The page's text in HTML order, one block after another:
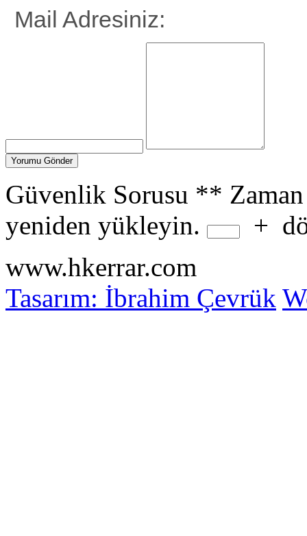
Mail Adresiniz:
Güvenlik Sorusu **
yeniden yükleyin.
+
www.hkerrar.com
Tasarım: İbrahim Çevrük